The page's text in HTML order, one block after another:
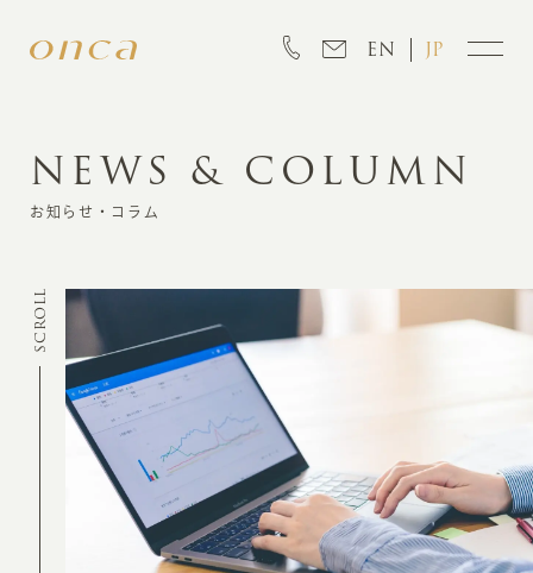
EN JP
INFORMATION
CREATION
MARKETING
NEWS & COLUMN
お知らせ・コラム
SCROLL